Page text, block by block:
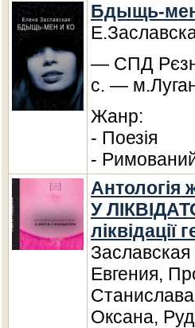
Бдыщь-мен
— СПД
с. —
Жанр:
- Поезія
-
Антологія
У
Евгения,
Оксана,